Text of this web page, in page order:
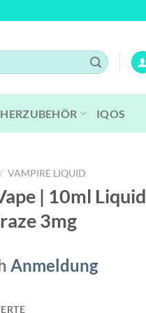
IQOS
/ VAMPIRE LIQUID
| 10ml Liquid
3mg
Anmeldung